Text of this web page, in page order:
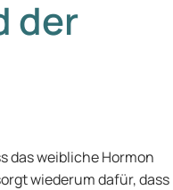
der
das weibliche Hormon
wiederum dafür, dass